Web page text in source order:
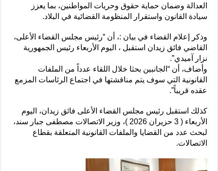
العدالة وضمان حماية حقوق وحريات المواطنين، بما يعزز
سيادة القانون واستقرار المنظومة القضائية في البلاد.
وذكر إعلام القضاء في بيان :، أن “رئيس مجلس القضاء الأعلى،
القاضي فائق زيدان استقبل ، اليوم الأربعاء رئيس الجمهورية
نزار آميدي”.
وأضاف، أن “الجانبين بحثا خلال اللقاء عدداً من الملفات
القانونية التي سوف يتم مناقشتها في اجتماع الرئاسات المزمع
عقده قريباً”.
كذلك استقبل رئيس مجلس القضاء الأعلى فائق زيدان، اليوم
الأربعاء ( 3 حزيران 2026 )، وزير الاتصالات مصطفى جبار سند،
لبحث عدد من القضايا والملفات القانونية المتعلقة بقطاع
الاتصالات.